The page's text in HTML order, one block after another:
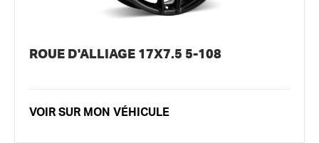
ROUE D'ALLIAGE 17X7.5 5-108
VOIR SUR MON VÉHICULE